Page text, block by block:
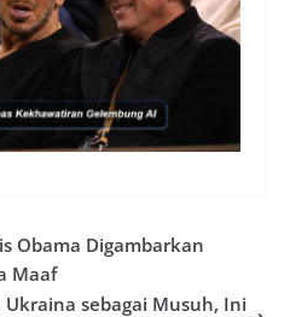
Obama Digambarkan
Maaf
sebagai Musuh, Ini